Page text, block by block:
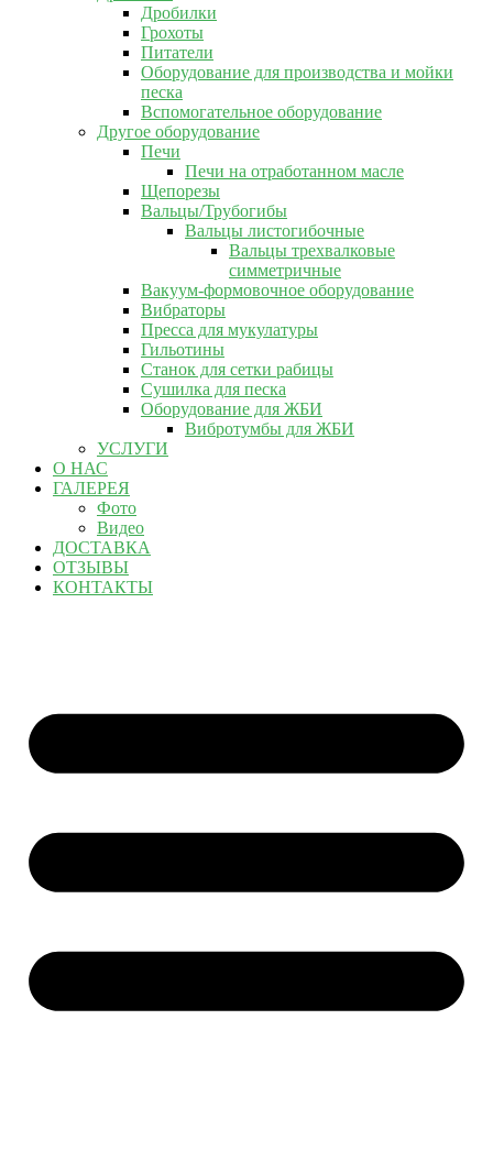
Дробилки
Грохоты
Питатели
Оборудование для производства и мойки
песка
Вспомогательное оборудование
Другое оборудование
Печи
Печи на отработанном масле
Щепорезы
Вальцы/Трубогибы
Вальцы листогибочные
Вальцы трехвалковые
симметричные
Вакуум-формовочное оборудование
Вибраторы
Пресса для мукулатуры
Гильотины
Станок для сетки рабицы
Сушилка для песка
Оборудование для ЖБИ
Вибротумбы для ЖБИ
УСЛУГИ
О НАС
ГАЛЕРЕЯ
Фото
Видео
ДОСТАВКА
ОТЗЫВЫ
КОНТАКТЫ